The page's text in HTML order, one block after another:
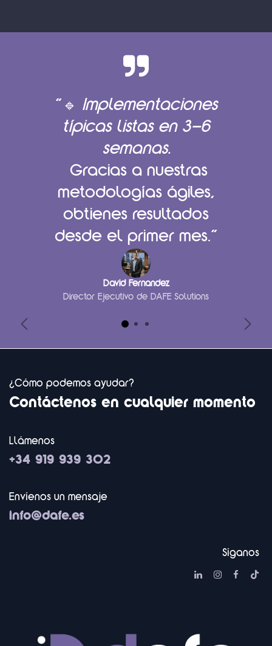
“🔹 Implementaciones
típicas listas en 3–6
semanas.
Gracias a nuestras
metodologías ágiles,
obtienes resultados
desde el primer mes.”
David Fernandez
Director Ejecutivo de DAFE Solutions
Anterior
¿Cómo podemos ayudar?
Contáctenos en cualquier momento
Llámenos
+34 919 939 302
Envíenos un mensaje
info@dafe.es
Síganos